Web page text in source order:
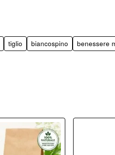
tiglio biancospino benessere